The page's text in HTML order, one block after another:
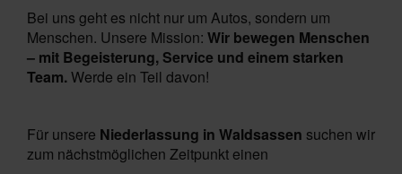
Bei uns geht es nicht nur um Autos, sondern um
Menschen. Unsere Mission: Wir bewegen Menschen
– mit Begeisterung, Service und einem starken
Team.Werde ein Teil davon!
Für unsere Niederlassung in Waldsassen suchen wir
zum nächstmöglichen Zeitpunkt einen